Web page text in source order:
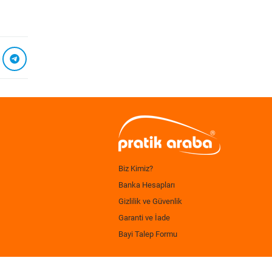
Biz Kimiz?
Banka Hesapları
Gizlilik ve Güvenlik
Garanti ve İade
Bayi Talep Formu